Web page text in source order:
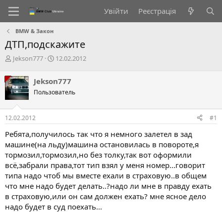
Увійти Реєстрація
BMW & Закон
ДТП,подскажите
А
т
о
р
т
е
м
и
Jekson777
Д
а
с
в
е
н
н
я
12.02.2012
Jekson777
Пользователь
12.02.2012 #1
Ребята,получилось так что я немного залетел в зад
машине(на льду)машина остановилась в повороте,я
тормозил,тормозил,но без толку,так вот оформили
всё,забрали права,тот тип взял у меня номер...говорит
типа надо чтоб мы вместе ехали в страховую..в общем
что мне надо будет делать..?надо ли мне в правду ехать
в страховую,или он сам должен ехать? мне ясное дело
надо будет в суд поехать...